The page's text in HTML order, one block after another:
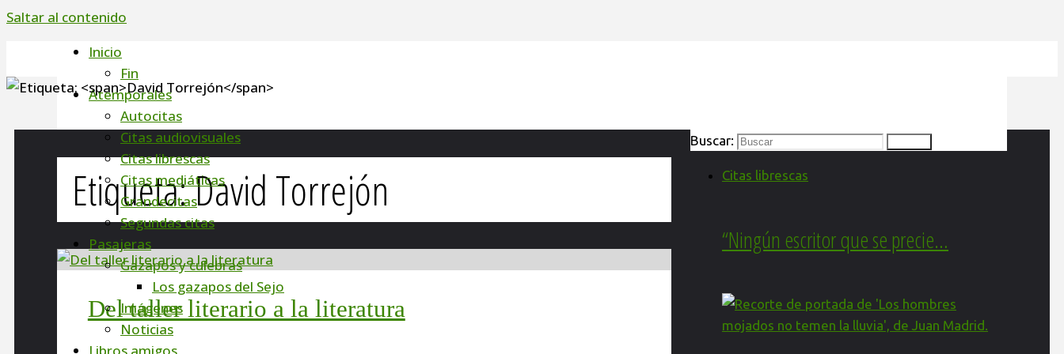
Saltar al contenido
Inicio
Fin
Atemporales
Autocitas
Citas audiovisuales
Citas librescas
Citas mediáticas
Grandecitas
Segundas citas
Pasajeras
Gazapos y culebras
Los gazapos del Sejo
Imágenes
Noticias
Etiqueta:David Torrejón
Del taller literario a la literatura
Buscar:
Citas librescas
“Ningún escritor que se precie…